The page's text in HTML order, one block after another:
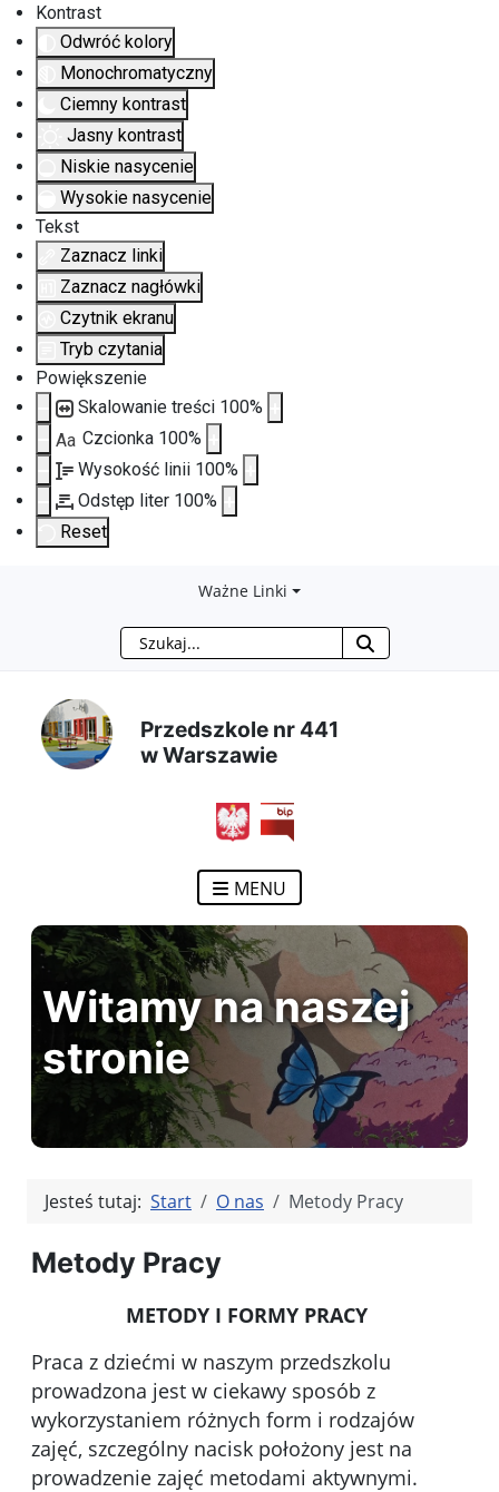
Kontrast
Odwróć kolory
Monochromatyczny
Ciemny kontrast
Jasny kontrast
Niskie nasycenie
Wysokie nasycenie
Tekst
Zaznacz linki
Zaznacz nagłówki
Czytnik ekranu
Tryb czytania
Powiększenie
Skalowanie treści 100%
Aa Czcionka 100%
Wysokość linii 100%
Odstęp liter 100%
Reset
treści
głównej
menu
nawigacyjnego
wyszukiwarki
mapy
strony
Ważne Linki
Szukaj
Przedszkole nr 441
w Warszawie
MENU
Witamy na naszej
stronie
Jesteś tutaj: Start O nas Metody Pracy
Metody Pracy
METODY I FORMY PRACY
Praca z dziećmi w naszym przedszkolu
prowadzona jest w ciekawy sposób z
wykorzystaniem różnych form i rodzajów
zajęć, szczególny nacisk położony jest na
prowadzenie zajęć metodami aktywnymi.